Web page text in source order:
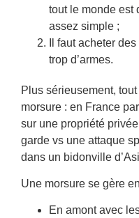
tout le monde est
assez simple ;
Il faut acheter
trop d’armes.
Plus sérieusement,
morsure : en France
sur une propriété
garde vs une attaque
dans un bidonville
Une morsure se gère
En amont avec